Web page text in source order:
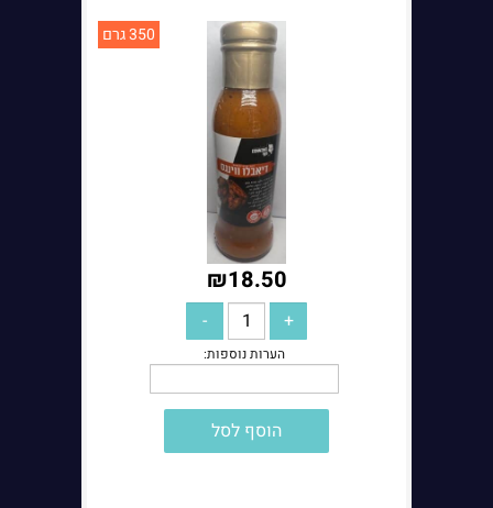
350 גרם
₪18.50
הוסף לסל